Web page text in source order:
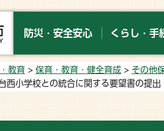
防災・安全安心 くらし・手
教育 > 保育・教育・健全育成 > その他
西小学校との統合に関する要望書の提出